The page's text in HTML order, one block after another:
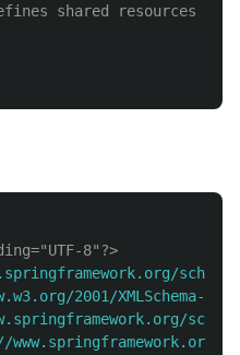
shared resources
8"?>
2001/XMLSchema-